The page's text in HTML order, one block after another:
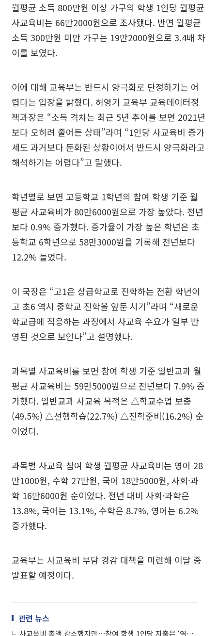
월평균 소득 800만원 이상 가구의 학생 1인당 월평균
사교육비는 66만2000원으로 조사됐다. 반면 월평균
소득 300만원 미만 가구는 19만2000원으로 3.4배 차
이를 보였다.
이에 대해 교육부는 반드시 양극화로 단정하기는 어
렵다는 입장을 밝혔다. 허영기 교육부 교육데이터정
책과장은 “소득 격차는 최근 5년 추이를 보면 2021년
보다 오히려 줄어든 상태”라며 “1인당 사교육비 증가
세도 과거보다 둔화된 상황이어서 반드시 양극화라고
해석하기는 어렵다”고 말했다.
학년별로 보면 고등학교 1학년의 참여 학생 기준 월
평균 사교육비가 80만6000원으로 가장 높았다. 전년
보다 0.9% 증가했다. 증가율이 가장 높은 학년은 초
등학교 6학년으로 58만3000원을 기록해 전년보다
12.2% 늘었다.
이 국장은 “고1은 상급학교로 진학하는 전환 학년이
고 초6 역시 중학교 진학을 앞둔 시기”라며 “새로운
학교급에 적응하는 과정에서 사교육 수요가 일부 반
영된 것으로 보인다”고 설명했다.
과목별 사교육비를 보면 참여 학생 기준 일반교과 월
평균 사교육비는 59만5000원으로 전년보다 7.9% 증
가했다. 일반교과 사교육 목적은 △학교수업 보충
(49.5%) △선행학습(22.7%) △진학준비(16.2%) 순
이었다.
과목별 사교육 참여 학생 월평균 사교육비는 영어 28
만1000원, 수학 27만원, 국어 18만5000원, 사회·과
학 16만6000원 순이었다. 전년 대비 사회·과학은
13.8%, 국어는 13.1%, 수학은 8.7%, 영어는 6.2%
증가했다.
교육부는 사교육비 부담 경감 대책을 마련해 이달 중
발표할 예정이다.
관련 뉴스
사교육비 총액 감소했지만⋯참여 학생 1인당 지출은 ‘역대 최고’